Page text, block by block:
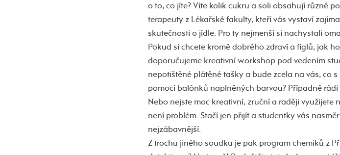
o to, co jíte? Víte kolik cukru a soli obsahují různé
terapeuty z Lékařské fakulty, kteří vás vystaví
skutečnosti o jídle. Pro ty nejmenší si nachystali
Pokud si chcete kromě dobrého zdraví a fíglů, jak
doporučujeme kreativní workshop pod vedením
nepotištěné plátěné tašky a bude zcela na vás, co
pomocí balónků naplněných barvou? Případně
Nebo nejste moc kreativní, zruční a raději využijete
není problém. Stačí jen přijít a studentky vás
nejzábavnější.
Z trochu jiného soudku je pak program chemiků z